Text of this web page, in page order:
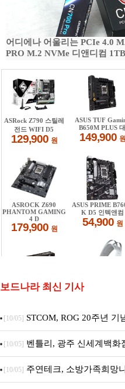
어디에나 어울리는 PCIe 4.0
PRO M.2 NVMe 디앤디컴 1TB
보드나라 최신 기사
[10/05] STCOM, ROG 20주년 기
Crosshair X870E EDITION 20
[10/05] 벤틀리, 광주 신세계백화
픈
[10/05] 주연테크, 소방가족희망